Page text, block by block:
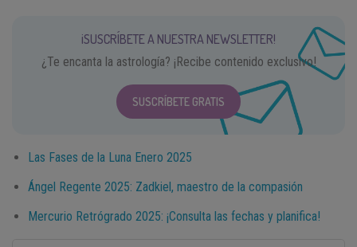
¡SUSCRÍBETE A NUESTRA NEWSLETTER!
¿Te encanta la astrología? ¡Recibe contenido exclusivo!
SUSCRÍBETE GRATIS
Las Fases de la Luna Enero 2025
Ángel Regente 2025: Zadkiel, maestro de la compasión
Mercurio Retrógrado 2025: ¡Consulta las fechas y planifica!